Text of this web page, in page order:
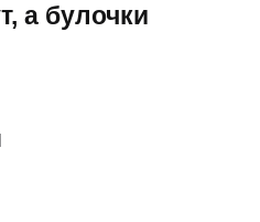
а булочки